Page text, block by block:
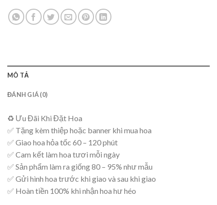
MÔ TẢ
ĐÁNH GIÁ (0)
♻ Ưu Đãi Khi Đặt Hoa
✅ Tặng kèm thiệp hoặc banner khi mua hoa
✅ Giao hoa hỏa tốc 60 – 120 phút
✅ Cam kết làm hoa tươi mỗi ngày
✅ Sản phẩm làm ra giống 80 – 95% như mẫu
✅ Gửi hình hoa trước khi giao và sau khi giao
✅ Hoàn tiền 100% khi nhận hoa hư héo